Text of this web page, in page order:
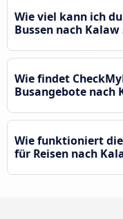
Wie viel kann ich
Bussen nach Kalaw
Wie findet
Busangebote nach
Wie funktioniert die
für Reisen nach